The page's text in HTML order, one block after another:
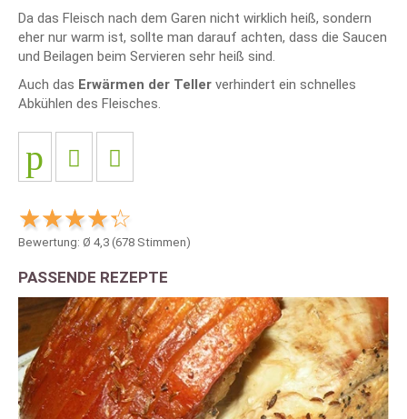
Da das Fleisch nach dem Garen nicht wirklich heiß, sondern
eher nur warm ist, sollte man darauf achten, dass die Saucen
und Beilagen beim Servieren sehr heiß sind.
Auch das Erwärmen der Teller verhindert ein schnelles
Abkühlen des Fleisches.
Bewertung: Ø 4,3 (678 Stimmen)
PASSENDE REZEPTE